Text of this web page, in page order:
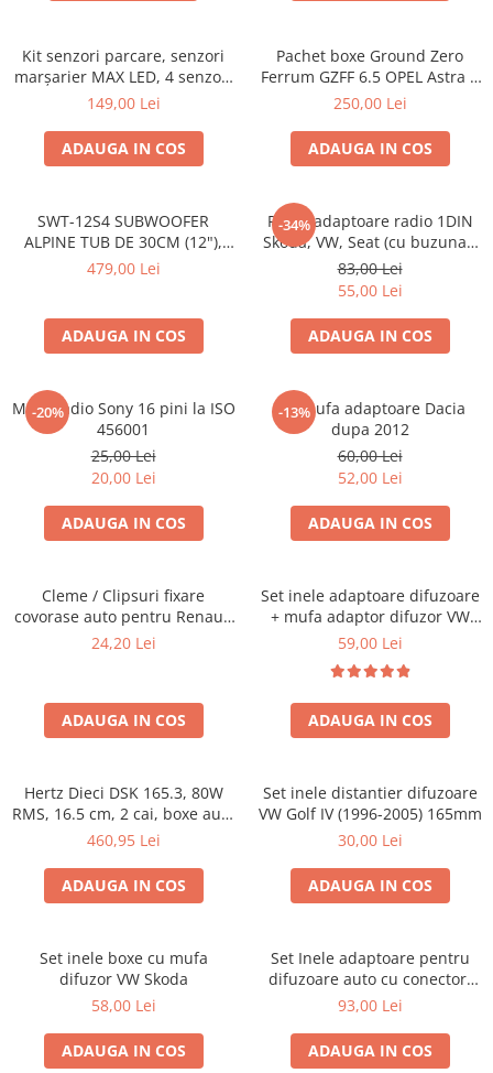
Kit senzori parcare, senzori
marșarier MAX LED, 4 senzori
negri -02287
149,00 Lei
ADAUGA IN COS
Pachet boxe Ground Zero
Ferrum GZFF 6.5 OPEL Astra J,
Astra K
250,00 Lei
ADAUGA IN COS
SWT-12S4 SUBWOOFER
ALPINE TUB DE 30CM (12"),
1000W
479,00 Lei
ADAUGA IN COS
-34%
Rama adaptoare radio 1DIN
Skoda, VW, Seat (cu buzunar)
40.145
83,00 Lei
55,00 Lei
ADAUGA IN COS
-20%
Mufa radio Sony 16 pini la ISO
456001
25,00 Lei
20,00 Lei
ADAUGA IN COS
-13%
Set mufa adaptoare Dacia
dupa 2012
60,00 Lei
52,00 Lei
ADAUGA IN COS
Cleme / Clipsuri fixare
covorase auto pentru Renault
/ Nissan
24,20 Lei
ADAUGA IN COS
Set inele adaptoare difuzoare
+ mufa adaptor difuzor VW
Golf IV
59,00 Lei
ADAUGA IN COS
Hertz Dieci DSK 165.3, 80W
RMS, 16.5 cm, 2 cai, boxe auto
sisteme
460,95 Lei
ADAUGA IN COS
Set inele distantier difuzoare
VW Golf IV (1996-2005) 165mm
30,00 Lei
ADAUGA IN COS
Set inele boxe cu mufa
difuzor VW Skoda
58,00 Lei
ADAUGA IN COS
Set Inele adaptoare pentru
difuzoare auto cu conectori
VW Passat B6 fata
93,00 Lei
ADAUGA IN COS